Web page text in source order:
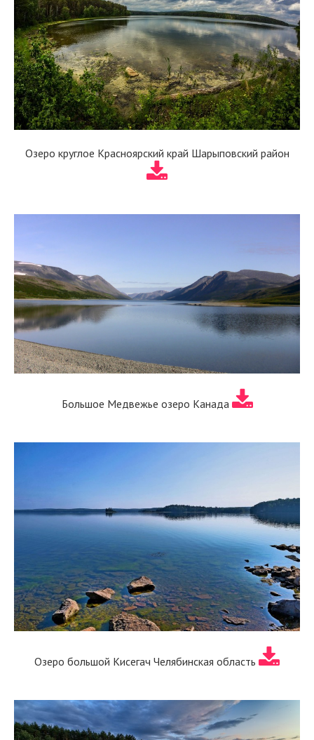
Озеро круглое Красноярский край Шарыповский район
Большое Медвежье озеро Канада
Озеро большой Кисегач Челябинская область